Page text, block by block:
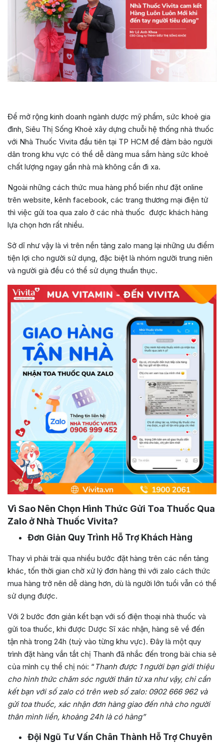
Để mở rộng kinh doanh ngành dược mỹ phẩm, sức khoẻ gia
đình, Siêu Thị Sống Khoẻ xây dựng chuỗi hệ thống nhà thuốc
với Nhà Thuốc Vivita đầu tiên tại TP HCM để đảm bảo người
dân trong khu vực có thể dễ dàng mua sắm hàng sức khoẻ
chất lượng ngay gần nhà mà không cần đi xa.
Ngoài những cách thức mua hàng phổ biến như đặt online
trên website, kênh facebook, các trang thương mại điện tử
thì việc gửi toa qua zalo ở các nhà thuốc được khách hàng
lựa chọn hơn rất nhiều.
Sở dĩ như vậy là vì trên nền tảng zalo mang lại những ưu điểm
tiện lợi cho người sử dụng, đặc biệt là nhóm người trung niên
và người già đều có thể sử dụng thuần thục.
Vì Sao Nên Chọn Hình Thức Gửi Toa Thuốc Qua
Zalo ở Nhà Thuốc Vivita?
Đơn Giản Quy Trình Hỗ Trợ Khách Hàng
Thay vì phải trải qua nhiều bước đặt hàng trên các nền tảng
khác, tốn thời gian chờ xử lý đơn hàng thì với zalo cách thức
mua hàng trở nên dễ dàng hơn, dù là người lớn tuổi vẫn có thể
sử dụng được.
Với 2 bước đơn giản kết bạn với số điện thoại nhà thuốc và
gửi toa thuốc, khi được Dược Sĩ xác nhận, hàng sẽ về đến
tận nhà trong 24h (tuỳ vào từng khu vực). Đây là một quy
trình đặt hàng vắn tắt chị Thanh đã nhắc đến trong bài chia sẻ
của mình cụ thể chị nói: “ Thanh được 1 người bạn giới thiệu
cho hình thức chăm sóc người thân từ xa như vậy, chỉ cần
kết bạn với số zalo có trên web số zalo: 0902 666 962 và
gửi toa thuốc, xác nhận đơn hàng giao đến nhà cho người
thân mình liền, khoảng 24h là có hàng”
Đội Ngũ Tư Vấn Chân Thành Hỗ Trợ Chuyên